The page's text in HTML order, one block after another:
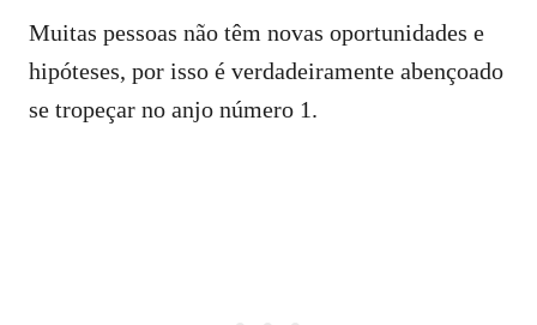
Muitas pessoas não têm novas oportunidades e
hipóteses, por isso é verdadeiramente abençoado
se tropeçar no anjo número 1.